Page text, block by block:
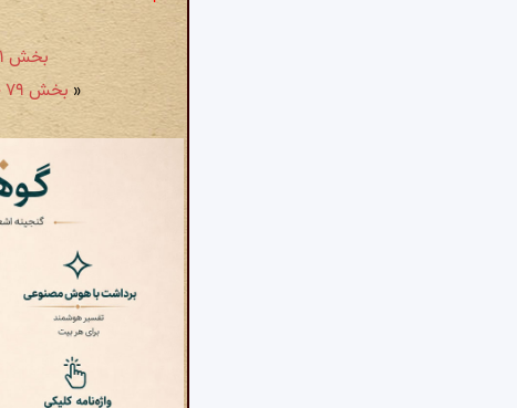
بخش ۸۱ - مسلمان شرمسار از بی کلاهی است: مسلمان شرمسار از بی کلاهی است
« بخش ۷۹ - ملوکیت سراپا شیشه بازی است: ملوکیت سراپا شیشه بازی است